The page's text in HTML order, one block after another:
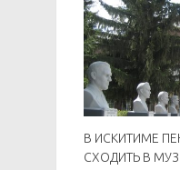
В ИСКИТИМЕ
СХОДИТЬ В